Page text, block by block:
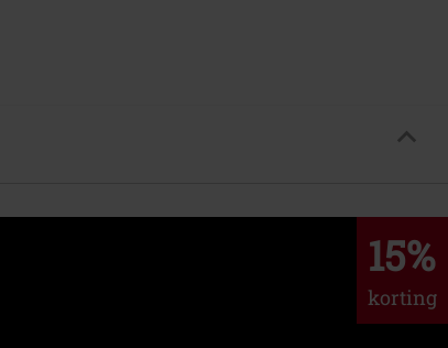
15%
korting